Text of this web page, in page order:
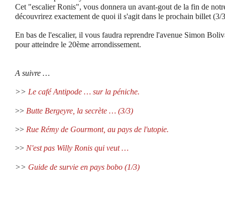
Cet "escalier Ronis", vous donnera un avant-gout de la fin de
découvrirez exactement de quoi il s'agit dans le prochain billet
En bas de l'escalier, il vous faudra reprendre l'avenue Simon
pour atteindre le 20ème arrondissement.
A suivre …
>> Le café Antipode … sur la péniche.
>> Butte Bergeyre, la secrète … (3/3)
>> Rue Rémy de Gourmont, au pays de l'utopie.
>> N'est pas Willy Ronis qui veut…
>> Guide de survie en pays bobo (1/3)